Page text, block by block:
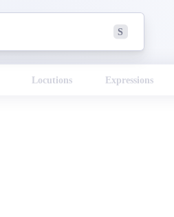
S
Locutions Expressions